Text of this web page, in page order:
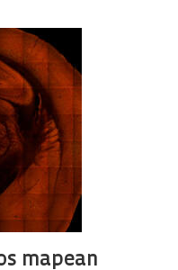
mapean